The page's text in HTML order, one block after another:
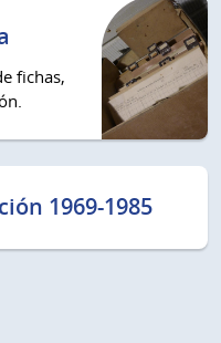
fichas,
1969-1985